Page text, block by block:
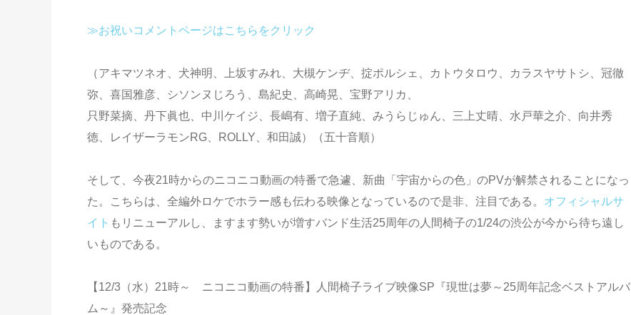
≫お祝いコメントページはこちらをクリック
（アキマツネオ、犬神明、上坂すみれ、大槻ケンヂ、掟ポルシェ、カトウタロウ、カラスヤサトシ、冠徹
弥、喜国雅彦、シソンヌじろう、島紀史、高崎晃、宝野アリカ、
只野菜摘、丹下眞也、中川ケイジ、長嶋有、増子直純、みうらじゅん、三上丈晴、水戸華之介、向井秀
徳、レイザーラモンRG、ROLLY、和田誠）（五十音順）
そして、今夜21時からのニコニコ動画の特番で急遽、新曲「宇宙からの色」のPVが解禁されることになっ
た。こちらは、全編外ロケでホラー感も伝わる映像となっているので是非、注目である。 オフィシャルサ
イト もリニューアルし、ますます勢いが増すバンド生活25周年の人間椅子の1/24の渋公が今から待ち遠し
いものである。
【12/3（水）21時～ ニコニコ動画の特番】人間椅子ライブ映像SP『現世は夢～25周年記念ベストアルバ
ム～』発売記念